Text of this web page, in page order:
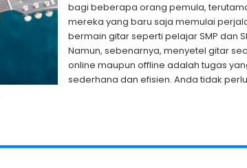
bagi beberapa orang pemula,
mereka yang baru saja memulai
bermain gitar seperti pelajar SMP dan
Namun, sebenarnya, menyetel gitar
online maupun offline adalah tugas
sederhana dan efisien. Anda tidak perlu